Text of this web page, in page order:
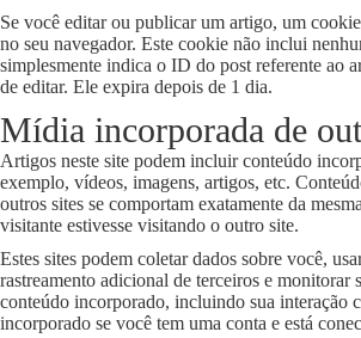
Se você editar ou publicar um artigo, um
no seu navegador. Este cookie não inclui
simplesmente indica o ID do post referente ao
de editar. Ele expira depois de 1 dia.
Mídia incorporada de
Artigos neste site podem incluir conteúdo
exemplo, vídeos, imagens, artigos, etc.
outros sites se comportam exatamente da
visitante estivesse visitando o outro site.
Estes sites podem coletar dados sobre você,
rastreamento adicional de terceiros e monitorar
conteúdo incorporado, incluindo sua interação
incorporado se você tem uma conta e está